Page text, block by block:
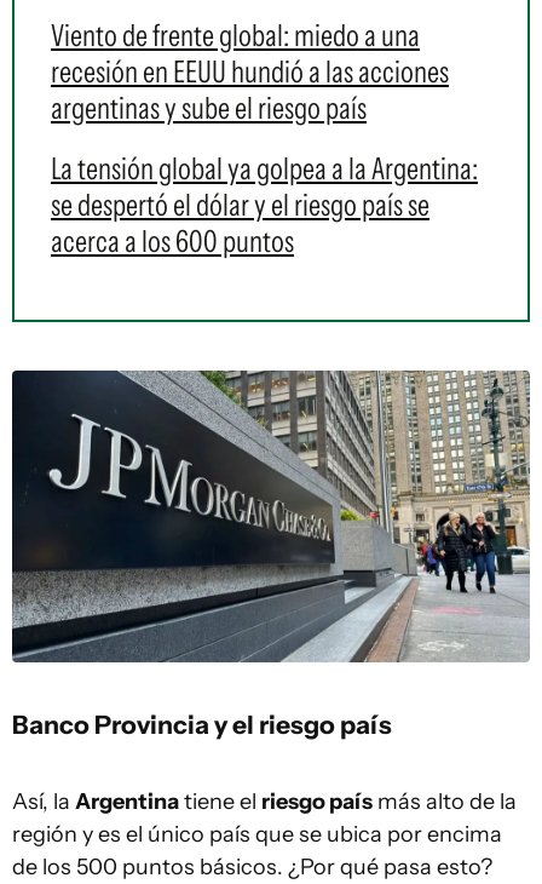
Viento de frente global: miedo a una
recesión en EEUU hundió a las acciones
argentinas y sube el riesgo país
La tensión global ya golpea a la Argentina:
se despertó el dólar y el riesgo país se
acerca a los 600 puntos
Banco Provincia y el riesgo país
Así, la Argentinatiene el riesgo país más alto de la
región y es el único país que se ubica por encima
de los 500 puntos básicos. ¿Por qué pasa esto?